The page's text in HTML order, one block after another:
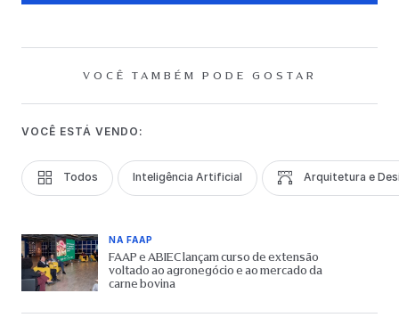
VOCÊ TAMBÉM PODE GOSTAR
VOCÊ ESTÁ VENDO:
Todos Inteligência Artificial Arquitetura e
NA FAAP
FAAP e ABIEC lançam curso de extensão
voltado ao agronegócio e ao mercado da
carne bovina